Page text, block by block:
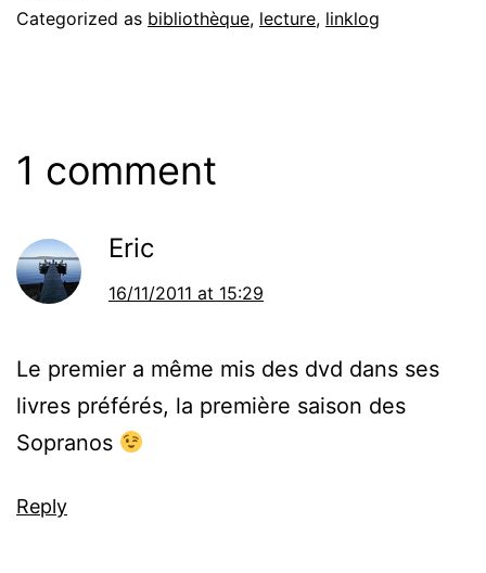
Categorized as bibliothèque, lecture, linklog
1 comment
Eric
16/11/2011 at 15:29
Le premier a même mis des dvd dans ses
livres préférés, la première saison des
Sopranos
Reply